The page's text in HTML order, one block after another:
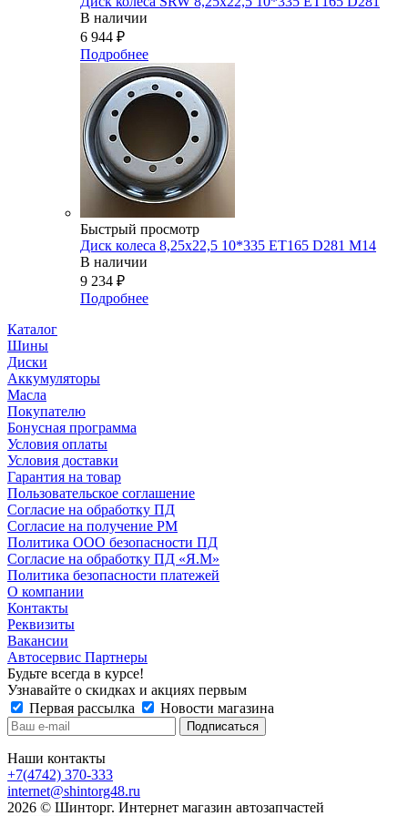
В наличии
6 944 ₽
Подробнее
Быстрый просмотр
Диск колеса 8,25x22,5 10*335 ET165 D281 M14
В наличии
9 234 ₽
Подробнее
Каталог
Шины
Диски
Аккумуляторы
Масла
Покупателю
Бонусная программа
Условия оплаты
Условия доставки
Гарантия на товар
Пользовательское соглашение
Согласие на обработку ПД
Согласие на получение РМ
Политика ООО безопасности ПД
Согласие на обработку ПД «Я.М»
Политика безопасности платежей
О компании
Контакты
Реквизиты
Вакансии
Автосервис Партнеры
Будьте всегда в курсе!
Узнавайте о скидках и акциях первым
Первая рассылка
Новости магазина
Наши контакты
+7(4742) 370-333
internet@shintorg48.ru
2026 © Шинторг. Интернет магазин автозапчастей